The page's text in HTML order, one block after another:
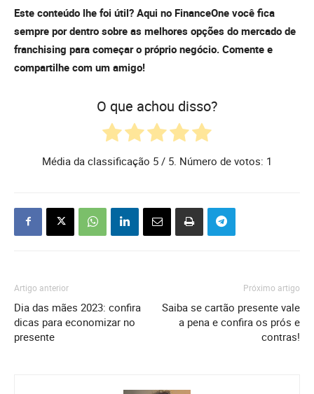
Este conteúdo lhe foi útil? Aqui no FinanceOne você fica
sempre por dentro sobre as melhores opções do mercado de
franchising para começar o próprio negócio. Comente e
compartilhe com um amigo!
O que achou disso?
Média da classificação 5 / 5. Número de votos: 1
Artigo anterior
Dia das mães 2023: confira
dicas para economizar no
presente
Próximo artigo
Saiba se cartão presente vale
a pena e confira os prós e
contras!